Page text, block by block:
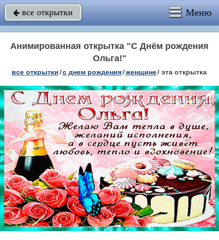
 все открытки Меню
Анимированная открытка "С Днём рождения
Ольга!"
все открытки/c днем рождения/женщине/ эта открытка